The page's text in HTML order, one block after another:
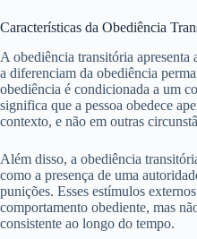
Características da Obediência
A obediência transitória apresenta
a diferenciam da obediência
obediência é condicionada a um
significa que a pessoa obedece
contexto, e não em outras
Além disso, a obediência
como a presença de uma
punições. Esses estímulos
comportamento obediente, mas
consistente ao longo do tempo.